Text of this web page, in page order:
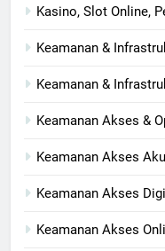
Kasino, Slot Online,
Keamanan &
Keamanan &
Keamanan Akses &
Keamanan Akses
Keamanan Akses
Keamanan Akses